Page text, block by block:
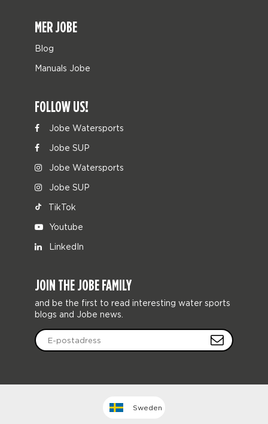
MER JOBE
Blog
Manuals Jobe
FOLLOW US!
Jobe Watersports
Jobe SUP
Jobe Watersports
Jobe SUP
TikTok
Youtube
LinkedIn
JOIN THE JOBE FAMILY
and be the first to read interesting water sports
blogs and Jobe news.
Sweden